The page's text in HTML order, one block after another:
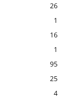
26
1
16
1
95
25
4